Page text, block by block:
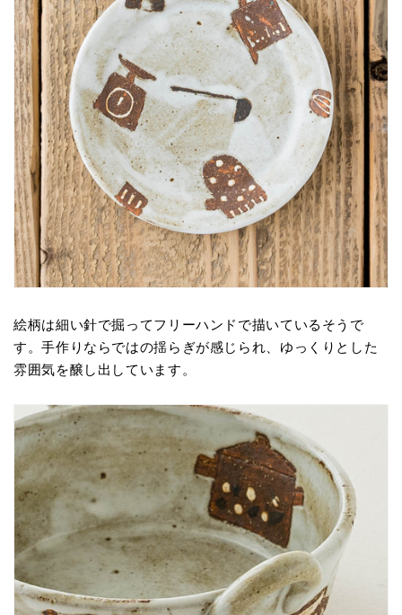
絵柄は細い針で掘ってフリーハンドで描いているそうで
す。手作りならではの揺らぎが感じられ、ゆっくりとした
雰囲気を醸し出しています。